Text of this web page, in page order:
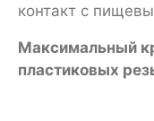
контакт с
Максимальный
пластиковых